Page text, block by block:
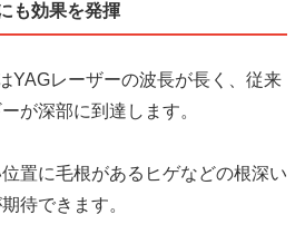
も効果を発揮
YAGレーザーの波長が長く、従来
が深部に到達します。
置に毛根がある ヒゲなどの根深い
待できます。